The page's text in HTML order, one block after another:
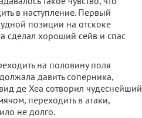
в наступление. Первый
позиции на отскоке
сделал хороший сейв и спас
на половину поля
давить соперника,
де Хеа сотворил чудеснейший
переходить в атаки,
не долго.